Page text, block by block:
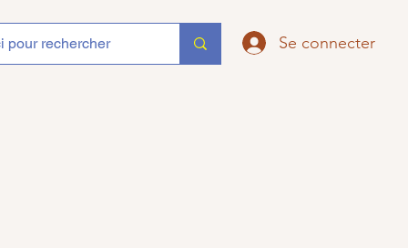
Se connecter